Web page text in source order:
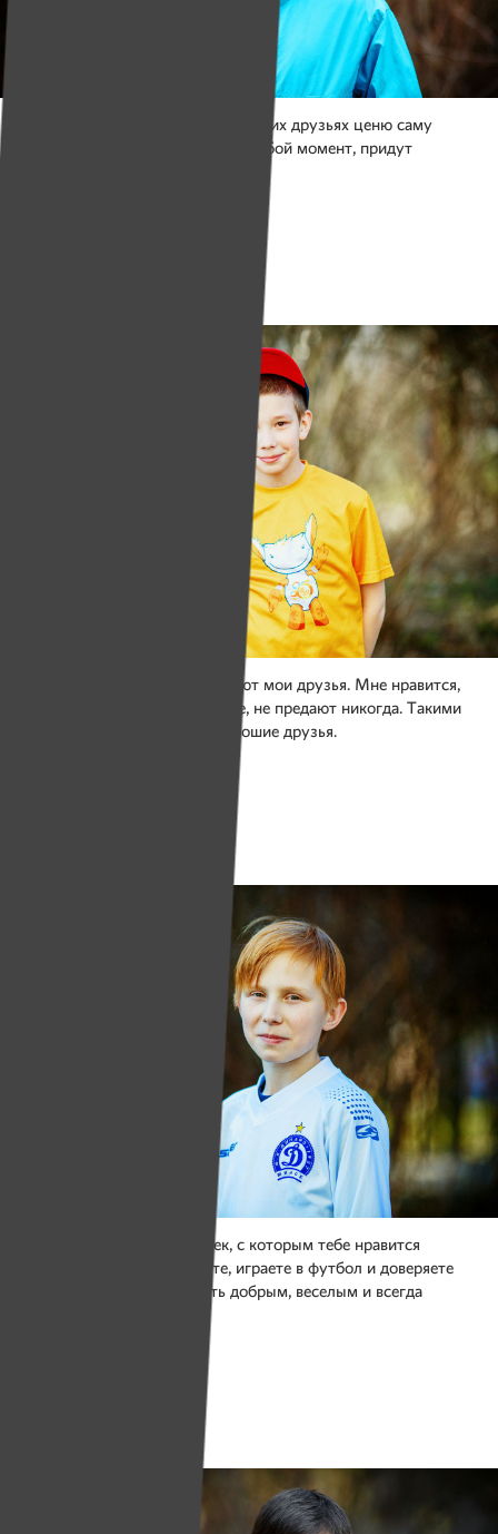
В себе я ценю уверенность, а в своих друзьях ценю саму
дружбу. То, что они выручат в любой момент, придут
Вместе со мной в футбол играют мои друзья. Мне нравится,
что они честные, справедливые, не предают никогда. Такими
и должны быть настоящие хорошие друзья.
Хороший друг — это человек, с которым тебе нравится
общаться. Вы вместе гуляете, играете в футбол и доверяете
друг другу. Он должен быть добрым, веселым и всегда